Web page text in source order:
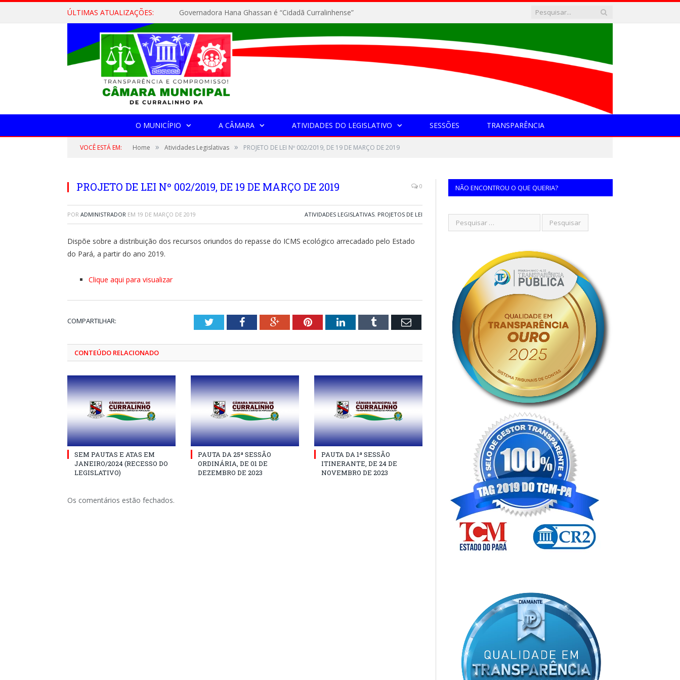
ÚLTIMAS ATUALIZAÇÕES: Governadora Hana Ghassan é “Cidadã Curralinhense”
O MUNICÍPIO A CÂMARA ATIVIDADES DO LEGISLATIVO SESSÕES TRANSPARÊNCIA
VOCÊ ESTÁ EM: Home » Atividades Legislativas » PROJETO DE LEI Nº 002/2019, DE 19 DE MARÇO DE 2019
PROJETO DE LEI Nº 002/2019, DE 19 DE MARÇO DE 2019 0
POR ADMINISTRADOR EM 19 DE MARÇO DE 2019 ATIVIDADES LEGISLATIVAS, PROJETOS DE LEI
Dispõe sobre a distribuição dos recursos oriundos do repasse do ICMS ecológico arrecadado pelo Estado
do Pará, a partir do ano 2019.
Clique aqui para visualizar
COMPARTILHAR: TwitterFacebookGoogle+PinterestLinkedInTumblr Email
CONTEÚDO RELACIONADO
SEM PAUTAS E ATAS EM
JANEIRO/2024 (RECESSO DO
LEGISLATIVO)
PAUTA DA 25ª SESSÃO
ORDINÁRIA, DE 01 DE
DEZEMBRO DE 2023
PAUTA DA 1ª SESSÃO
ITINERANTE, DE 24 DE
NOVEMBRO DE 2023
Os comentários estão fechados.
NÃO ENCONTROU O QUE QUERIA?